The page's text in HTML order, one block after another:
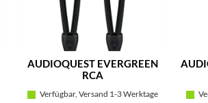
AUDIOQUEST EVERGREEN
RCA
Verfügbar, Versand 1-3 Werktage